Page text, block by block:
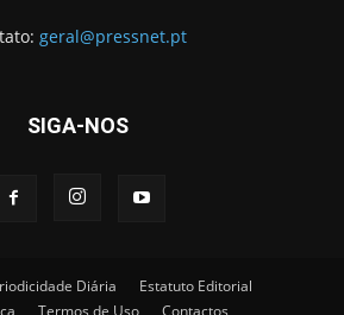
geral@pressnet.pt
SIGA-NOS
Diária
Estatuto Editorial